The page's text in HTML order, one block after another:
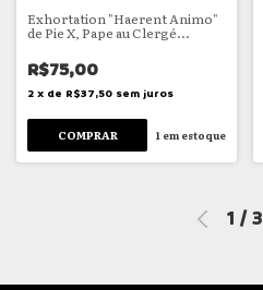
Exhortation "Haerent Animo"
de Pie X, Pape au Clergé
Catholique
R$75,00
2 x de R$37,50 sem juros
1 em estoque
1 / 3